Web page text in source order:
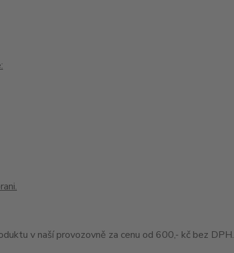
v naší provozovně za cenu od 600,- kč bez DPH.